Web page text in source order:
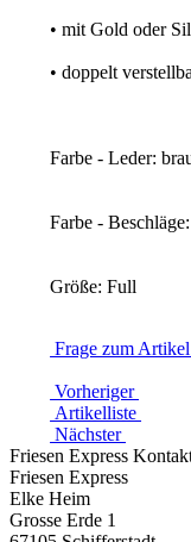
• mit Gold oder
• doppelt
Farbe - Leder:
Farbe -
Größe: Full
Frage zum Artikel
Vorheriger
Artikelliste
Nächster
Friesen Express
Friesen Express
Elke Heim
Grosse Erde 1